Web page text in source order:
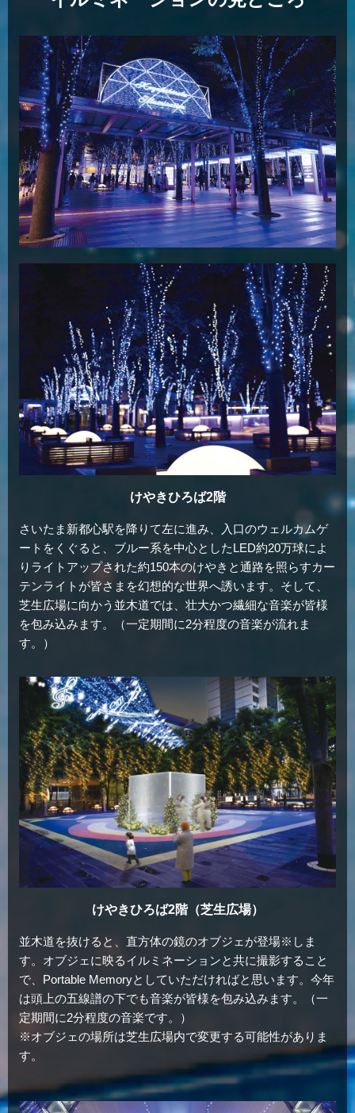
けやきひろば2階
さいたま新都心駅を降りて左に進み、入口のウェルカムゲ
ートをくぐると、ブルー系を中心としたLED約20万球によ
りライトアップされた約150本のけやきと通路を照らすカー
テンライトが皆さまを幻想的な世界へ誘います。そして、
芝生広場に向かう並木道では、壮大かつ繊細な音楽が皆様
を包み込みます。（一定期間に2分程度の音楽が流れま
す。）
けやきひろば2階（芝生広場）
並木道を抜けると、直方体の鏡のオブジェが登場※しま
す。オブジェに映るイルミネーションと共に撮影すること
で、Portable Memoryとしていただければと思います。今年
は頭上の五線譜の下でも音楽が皆様を包み込みます。（一
定期間に2分程度の音楽です。）
※オブジェの場所は芝生広場内で変更する可能性がありま
す。